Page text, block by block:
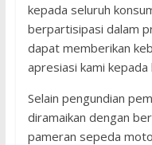
kepada seluruh
berpartisipasi dalam
dapat memberikan
apresiasi kami kepada
Selain pengundian
diramaikan dengan
pameran sepeda